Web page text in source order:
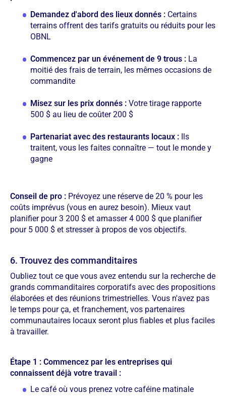
Demandez d'abord des lieux donnés : Certains
terrains offrent des tarifs gratuits ou réduits pour les
OBNL
Commencez par un événement de 9 trous : La
moitié des frais de terrain, les mêmes occasions de
commandite
Misez sur les prix donnés : Votre tirage rapporte
500 $ au lieu de coûter 200 $
Partenariat avec des restaurants locaux : Ils
traitent, vous les faites connaître — tout le monde y
gagne
Conseil de pro : Prévoyez une réserve de 20 % pour les
coûts imprévus (vous en aurez besoin). Mieux vaut
planifier pour 3 200 $ et amasser 4 000 $ que planifier
pour 5 000 $ et stresser à propos de vos objectifs.
6. Trouvez des commanditaires
Oubliez tout ce que vous avez entendu sur la recherche de
grands commanditaires corporatifs avec des propositions
élaborées et des réunions trimestrielles. Vous n'avez pas
le temps pour ça, et franchement, vos partenaires
communautaires locaux seront plus fiables et plus faciles
à travailler.
Étape 1 : Commencez par les entreprises qui
connaissent déjà votre travail :
Le café où vous prenez votre caféine matinale